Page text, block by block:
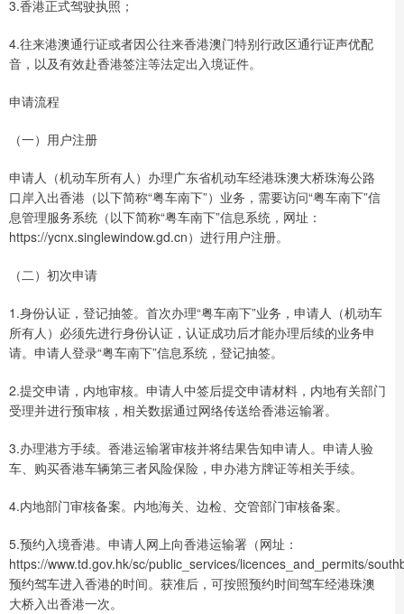
3.香港正式驾驶执照；
4.往来港澳通行证或者因公往来香港澳门特别行政区通行证声优配
音，以及有效赴香港签注等法定出入境证件。
申请流程
（一）用户注册
申请人（机动车所有人）办理广东省机动车经港珠澳大桥珠海公路
口岸入出香港（以下简称“粤车南下”）业务，需要访问“粤车南下”信
息管理服务系统（以下简称“粤车南下”信息系统，网址：
https://ycnx.singlewindow.gd.cn）进行用户注册。
（二）初次申请
1.身份认证，登记抽签。首次办理“粤车南下”业务，申请人（机动车
所有人）必须先进行身份认证，认证成功后才能办理后续的业务申
请。申请人登录“粤车南下”信息系统，登记抽签。
2.提交申请，内地审核。申请人中签后提交申请材料，内地有关部门
受理并进行预审核，相关数据通过网络传送给香港运输署。
3.办理港方手续。香港运输署审核并将结果告知申请人。申请人验
车、购买香港车辆第三者风险保险，申办港方牌证等相关手续。
4.内地部门审核备案。内地海关、边检、交管部门审核备案。
5.预约入境香港。申请人网上向香港运输署（网址：
https://www.td.gov.hk/sc/public_services/licences_and_permits/
预约驾车进入香港的时间。获准后，可按照预约时间驾车经港珠澳
大桥入出香港一次。